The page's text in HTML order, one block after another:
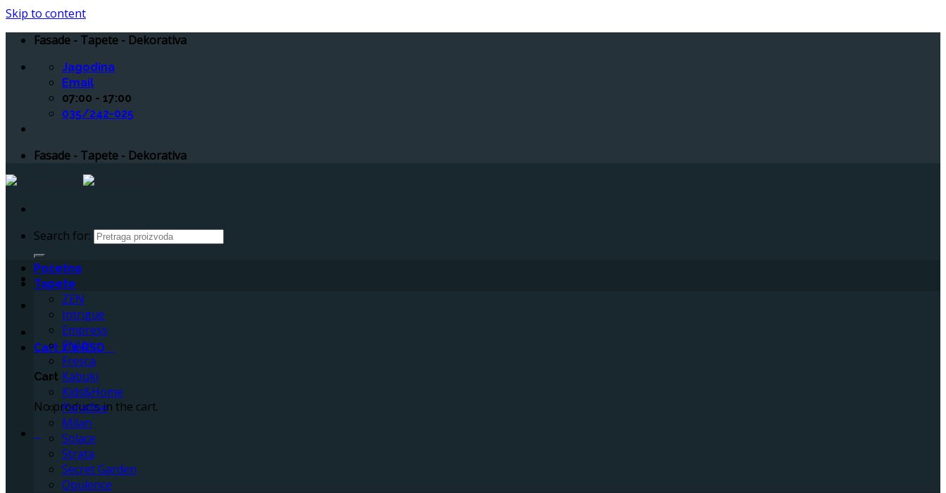
Skip to content
Fasade - Tapete - Dekorativa
Jagodina
Email
07:00 - 17:00
035/242-025
Fasade - Tapete - Dekorativa
Search for:
Cart /0RSD
Cart
No products in the cart.
Početna
Tapete
ZEN
Intrigue
Empress
ENVY
Fresca
Kabuki
Kids&Home
Paradise
Milan
Solace
Strata
Secret Garden
Opulence